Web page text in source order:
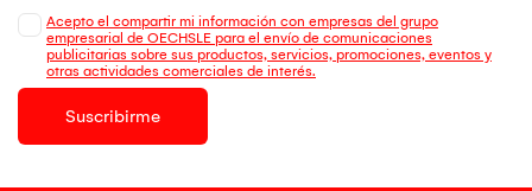
Acepto el compartir mi información con empresas del grupo
empresarial de OECHSLE para el envío de comunicaciones
publicitarias sobre sus productos, servicios, promociones, eventos y
otras actividades comerciales de interés.
Suscribirme